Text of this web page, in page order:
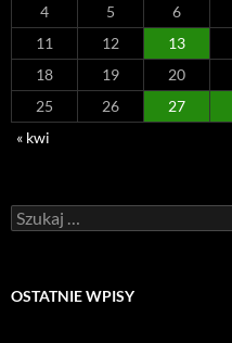
4
5 6
11
12 13
18
19 20
25
26 27
« kwi
Szukaj:
OSTATNIE WPISY